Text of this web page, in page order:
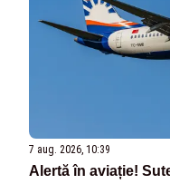
7 aug. 2026, 10:39
Alertă în aviație!